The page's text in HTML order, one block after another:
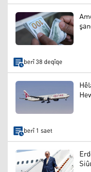
berî 38 deqîqe
berî 1 saet